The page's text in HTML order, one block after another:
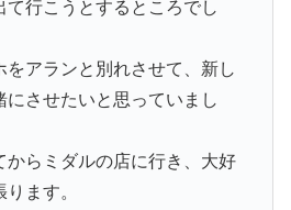
て行こうとするところでし
をアランと別れさせて、新し
にさせたいと思っていまし
からミダルの店に行き、大好
ます。